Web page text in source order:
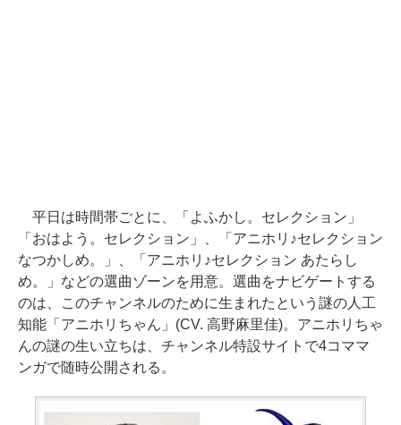
平日は時間帯ごとに、「よふかし。セレクション」
「おはよう。セレクション」、「アニホリ♪セレクション
なつかしめ。」、「アニホリ♪セレクション あたらし
め。」などの選曲ゾーンを用意。選曲をナビゲートする
のは、このチャンネルのために生まれたという謎の人工
知能「アニホリちゃん」(CV. 高野麻里佳)。アニホリちゃ
んの謎の生い立ちは、チャンネル特設サイトで4コママ
ンガで随時公開される。